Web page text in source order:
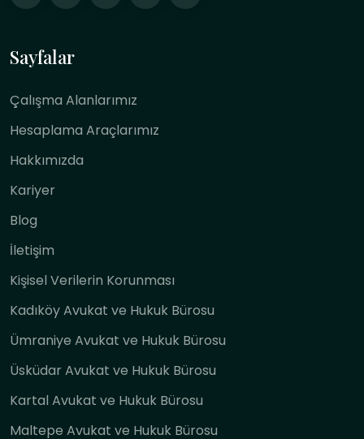
Sayfalar
Çalışma Alanlarımız
Hesaplama Araçlarımız
Hakkımızda
Kariyer
Blog
İletişim
Kişisel Verilerin Korunması
Kadıköy Avukat ve Hukuk Bürosu
Ümraniye Avukat ve Hukuk Bürosu
Üsküdar Avukat ve Hukuk Bürosu
Kartal Avukat ve Hukuk Bürosu
Maltepe Avukat ve Hukuk Bürosu